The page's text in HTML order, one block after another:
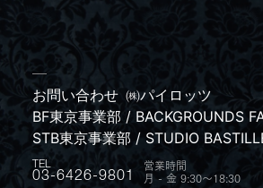
お問い合わせ ㈱パイロッツ
BF東京事業部 / BACKGROUNDS
STB東京事業部 / STUDIO
TEL
03-6426-9801
営業時間
月 - 金 9:30〜18:30